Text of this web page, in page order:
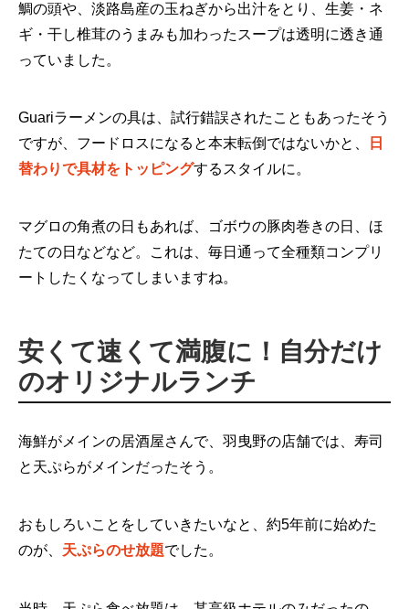
鯛の頭や、淡路島産の玉ねぎから出汁をとり、生姜・ネ
ギ・干し椎茸のうまみも加わったスープは透明に透き通
っていました。
Guariラーメンの具は、試行錯誤されたこともあったそう
ですが、フードロスになると本末転倒ではないかと、
日
替わりで具材をトッピングするスタイルに。
マグロの角煮の日もあれば、ゴボウの豚肉巻きの日、ほ
たての日などなど。これは、毎日通って全種類コンプリ
ートしたくなってしまいますね。
安くて速くて満腹に！自分だけ
のオリジナルランチ
海鮮がメインの居酒屋さんで、羽曳野の店舗では、寿司
と天ぷらがメインだったそう。
おもしろいことをしていきたいなと、約5年前に始めた
のが、 天ぷらのせ放題でした。